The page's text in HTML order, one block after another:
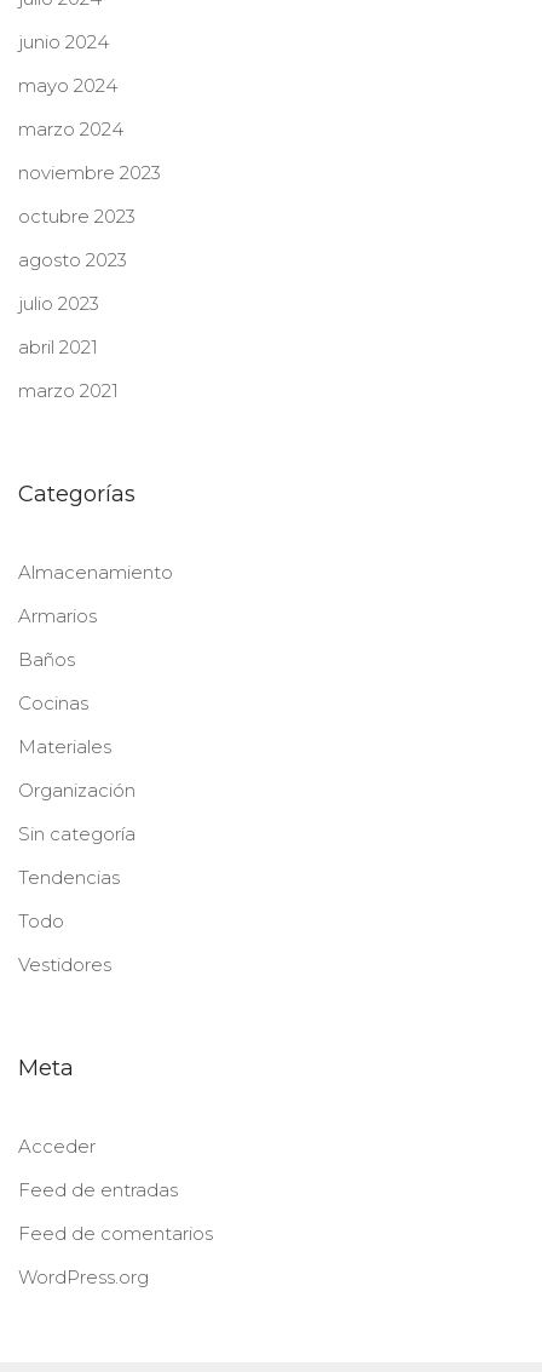
junio 2024
mayo 2024
marzo 2024
noviembre 2023
octubre 2023
agosto 2023
julio 2023
abril 2021
marzo 2021
Categorías
Almacenamiento
Armarios
Baños
Cocinas
Materiales
Organización
Sin categoría
Tendencias
Todo
Vestidores
Meta
Acceder
Feed de entradas
Feed de comentarios
WordPress.org